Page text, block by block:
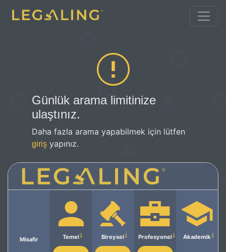
Günlük arama limitinize
ulaştınız.
Daha fazla arama yapabilmek için lütfen
giriş yapınız.
Misafir Temel Bireysel Profesyonel Akademik